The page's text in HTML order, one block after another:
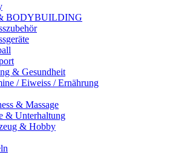
BODYBUILDING
& Gesundheit
/ Eiweiss / Ernährung
& Massage
& Unterhaltung
& Hobby